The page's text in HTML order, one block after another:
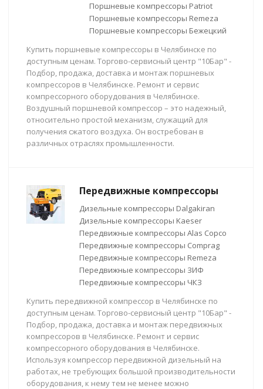
Поршневые компрессоры Patriot
Поршневые компрессоры Remeza
Поршневые компрессоры Бежецкий
Купить поршневые компрессоры в Челябинске по
доступным ценам. Торгово-сервисный центр "10Бар" -
Подбор, продажа, доставка и монтаж поршневых
компрессоров в Челябинске. Ремонт и сервис
компрессорного оборудования в Челябинске.
Воздушный поршневой компрессор – это надежный,
относительно простой механизм, служащий для
получения сжатого воздуха. Он востребован в
различных отраслях промышленности.
Передвижные компрессоры
Дизельные компрессоры Dalgakiran
Дизельные компрессоры Kaeser
Передвижные компрессоры Alas Copco
Передвижные компрессоры Comprag
Передвижные компрессоры Remeza
Передвижные компрессоры ЗИФ
Передвижные компрессоры ЧКЗ
Купить передвижной компрессор в Челябинске по
доступным ценам. Торгово-сервисный центр "10Бар" -
Подбор, продажа, доставка и монтаж передвижных
компрессоров в Челябинске. Ремонт и сервис
компрессорного оборудования в Челябинске.
Используя компрессор передвижной дизельный на
работах, не требующих большой производительности
оборудования, к нему тем не менее можно